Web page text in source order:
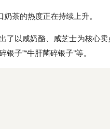
茶的热度正在持续上升。
了以咸奶酪、咸芝士为核心
子”“牛肝菌碎银子”等。